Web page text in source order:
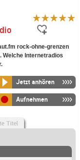
rock-ohne-grenzen
Welche Internetradios
Jetzt anhören
Aufnehmen
Titel